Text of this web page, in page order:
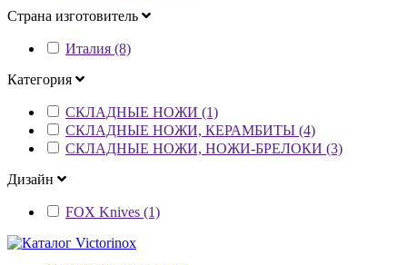
Страна изготовитель
Италия (8)
Категория
СКЛАДНЫЕ НОЖИ (1)
СКЛАДНЫЕ НОЖИ, КЕРАМБИТЫ (4)
СКЛАДНЫЕ НОЖИ, НОЖИ-БРЕЛОКИ (3)
Дизайн
FOX Knives (1)